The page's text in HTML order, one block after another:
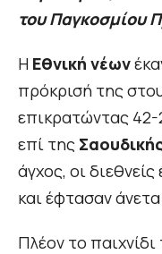
του Παγκοσμίου
H Eθνική νέων
πρόκρισή της
επικρατώντας
επί της
άγχος, οι
και έφτασαν
Πλέον το παιχνίδι